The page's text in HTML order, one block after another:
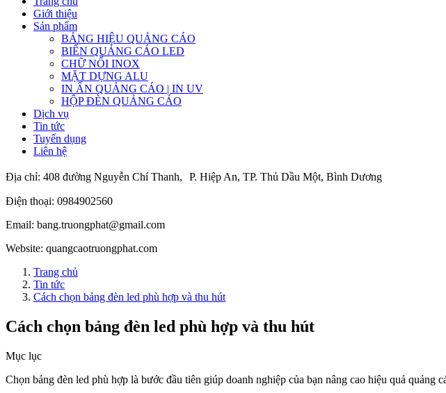
Giới thiệu
Sản phẩm
BẢNG HIỆU QUẢNG CÁO
BIỂN QUẢNG CÁO LED
CHỮ NỔI INOX
MẶT DỰNG ALU
IN ẤN QUẢNG CÁO | IN UV
HỘP ĐÈN QUẢNG CÁO
Dịch vụ
Tin tức
Tuyển dụng
Liên hệ
Địa chỉ: 408 đường Nguyễn Chí Thanh, P. Hiệp An, TP. Thủ Dầu Một, Bình Dương
Điện thoại: 0984902560
Email: bang.truongphat@gmail.com
Website: quangcaotruongphat.com
Trang chủ
Tin tức
Cách chọn bảng đèn led phù hợp và thu hút
Cách chọn bảng đèn led phù hợp và thu hút
Mục lục
Chọn bảng đèn led phù hợp là bước đầu tiên giúp doanh nghiệp của bạn nâng cao hiệu quả